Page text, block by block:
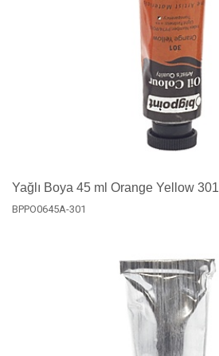
Yağlı Boya 45 ml Orange Yellow 301
BPPO0645A-301